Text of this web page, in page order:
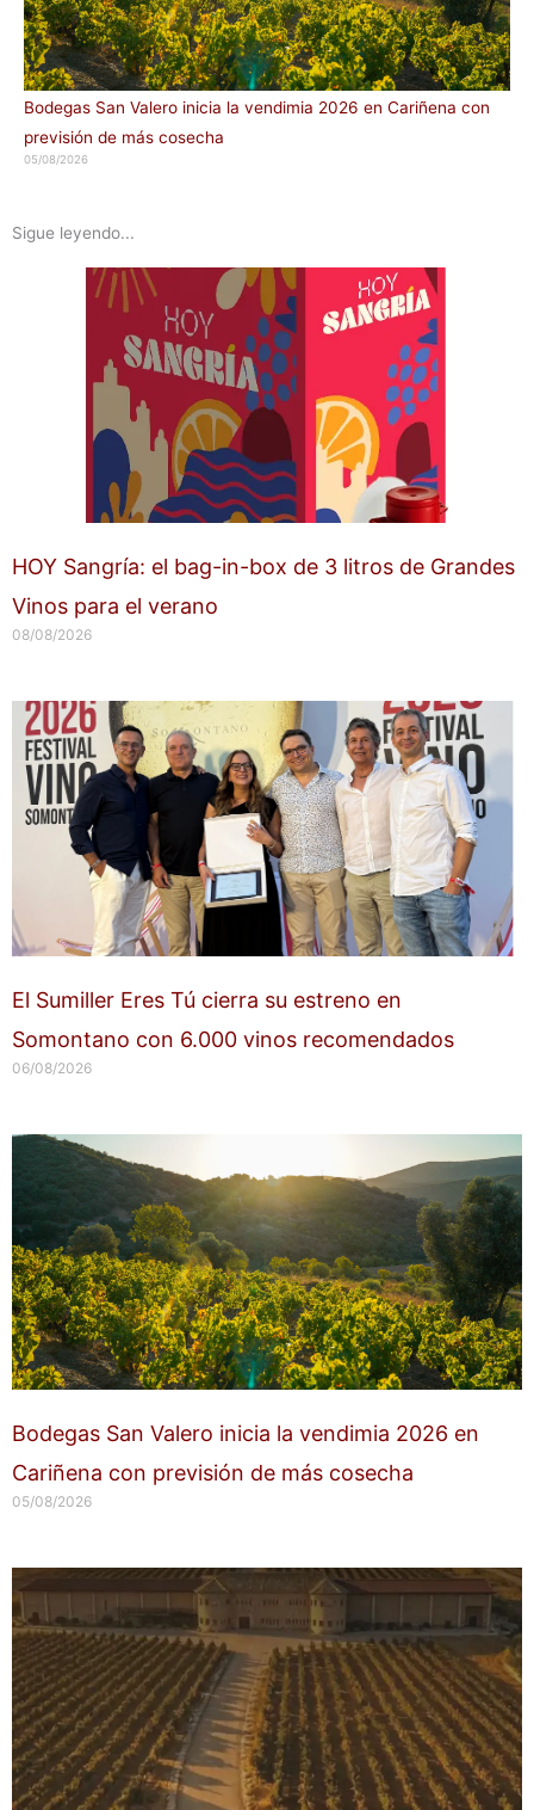
Bodegas San Valero inicia la vendimia 2026 en Cariñena con
previsión de más cosecha
05/08/2026
Sigue leyendo...
HOY Sangría: el bag-in-box de 3 litros de Grandes
Vinos para el verano
08/08/2026
El Sumiller Eres Tú cierra su estreno en
Somontano con 6.000 vinos recomendados
06/08/2026
Bodegas San Valero inicia la vendimia 2026 en
Cariñena con previsión de más cosecha
05/08/2026